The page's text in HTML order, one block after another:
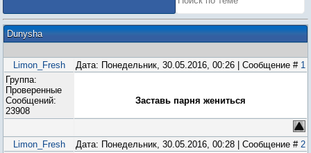
Dunysha
Limon_Fresh Дата: Понедельник, 30.05.2016, 00:26 | Сообщение # 1
Группа:
Проверенные
Сообщений:
23908
Заставь парня жениться
Limon_Fresh Дата: Понедельник, 30.05.2016, 00:28 | Сообщение # 2